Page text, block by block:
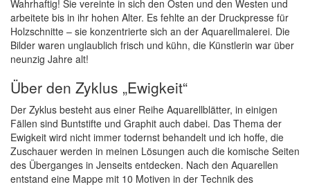
Wahrhaftig! Sie vereinte in sich den Osten und den Westen und
arbeitete bis in ihr hohen Alter. Es fehlte an der Druckpresse für
Holzschnitte – sie konzentrierte sich an der Aquarellmalerei. Die
Bilder waren unglaublich frisch und kühn, die Künstlerin war über
neunzig Jahre alt!
Über den Zyklus „Ewigkeit“
Der Zyklus besteht aus einer Reihe Aquarellblätter, in einigen
Fällen sind Buntstifte und Graphit auch dabei. Das Thema der
Ewigkeit wird nicht immer todernst behandelt und ich hoffe, die
Zuschauer werden in meinen Lösungen auch die komische Seiten
des Überganges in Jenseits entdecken. Nach den Aquarellen
entstand eine Mappe mit 10 Motiven in der Technik des